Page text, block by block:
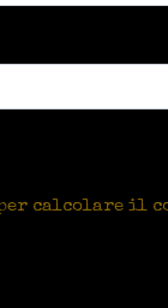
calcolare il